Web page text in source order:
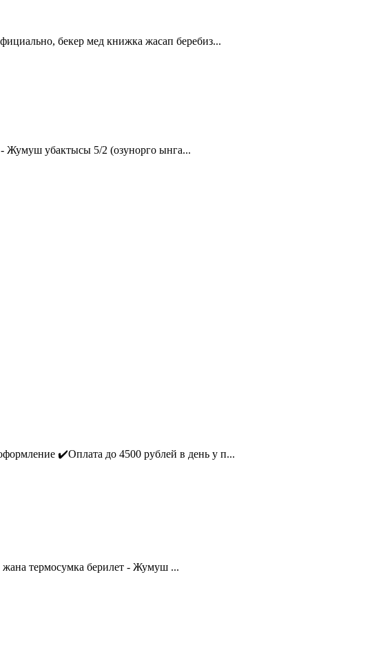
бекер мед книжка жасап беребиз...
Жумуш убактысы 5/2 (озунорго ынга...
✔️Оплата до 4500 рублей в день у п...
термосумка берилет - Жумуш ...